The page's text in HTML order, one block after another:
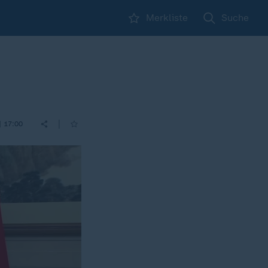
Merkliste Suche
17:00